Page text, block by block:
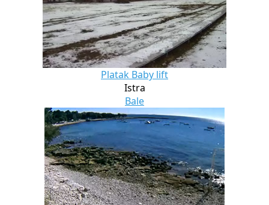
Platak Baby lift
Istra
Bale